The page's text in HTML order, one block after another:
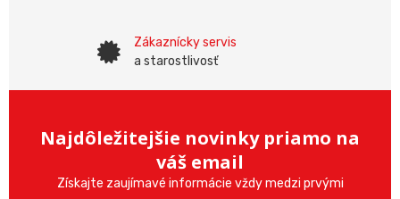
Zákaznícky servis
a starostlivosť
Najdôležitejšie novinky priamo na
váš email
Získajte zaujímavé informácie vždy medzi prvými